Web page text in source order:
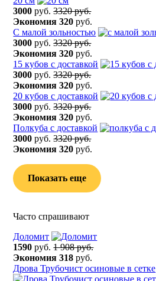
3000 руб.3320 руб.
Экономия 320 руб.
С малой зольностью
3000 руб.3320 руб.
Экономия 320 руб.
15 кубов с доставкой
3000 руб.3320 руб.
Экономия 320 руб.
20 кубов с доставкой
3000 руб.3320 руб.
Экономия 320 руб.
Полкуба с доставкой
3000 руб.3320 руб.
Экономия 320 руб.
Показать еще
Часто спрашивают
Доломит
1590 руб.1 908 руб.
Экономия 318 руб.
Дрова Трубочист осиновые в сетке